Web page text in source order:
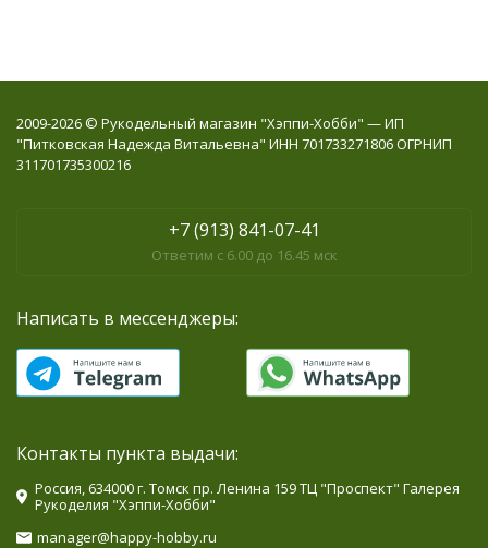
2009-2026 © Рукодельный магазин "Хэппи-Хобби" — ИП
"Питковская Надежда Витальевна" ИНН 701733271806 ОГРНИП
311701735300216
+7 (913) 841-07-41
Ответим с 6.00 до 16.45 мск
Написать в мессенджеры:
Контакты пункта выдачи:
Россия, 634000 г. Томск пр. Ленина 159 ТЦ "Проспект" Галерея
Рукоделия "Хэппи-Хобби"
manager@happy-hobby.ru